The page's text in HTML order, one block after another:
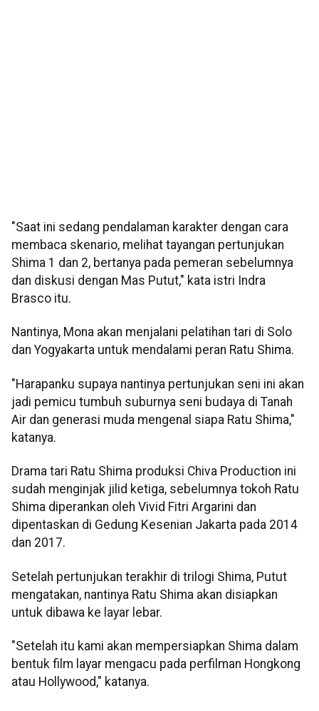
"Saat ini sedang pendalaman karakter dengan cara
membaca skenario, melihat tayangan pertunjukan
Shima 1 dan 2, bertanya pada pemeran sebelumnya
dan diskusi dengan Mas Putut," kata istri Indra
Brasco itu.
Nantinya, Mona akan menjalani pelatihan tari di Solo
dan Yogyakarta untuk mendalami peran Ratu Shima.
"Harapanku supaya nantinya pertunjukan seni ini akan
jadi pemicu tumbuh suburnya seni budaya di Tanah
Air dan generasi muda mengenal siapa Ratu Shima,"
katanya.
Drama tari Ratu Shima produksi Chiva Production ini
sudah menginjak jilid ketiga, sebelumnya tokoh Ratu
Shima diperankan oleh Vivid Fitri Argarini dan
dipentaskan di Gedung Kesenian Jakarta pada 2014
dan 2017.
Setelah pertunjukan terakhir di trilogi Shima, Putut
mengatakan, nantinya Ratu Shima akan disiapkan
untuk dibawa ke layar lebar.
"Setelah itu kami akan mempersiapkan Shima dalam
bentuk film layar mengacu pada perfilman Hongkong
atau Hollywood," katanya.